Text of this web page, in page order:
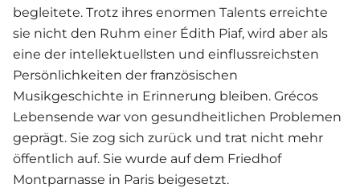
begleitete. Trotz ihres enormen Talents erreichte
sie nicht den Ruhm einer Édith Piaf, wird aber als
eine der intellektuellsten und einflussreichsten
Persönlichkeiten der französischen
Musikgeschichte in Erinnerung bleiben. Grécos
Lebensende war von gesundheitlichen Problemen
geprägt. Sie zog sich zurück und trat nicht mehr
öffentlich auf. Sie wurde auf dem Friedhof
Montparnasse in Paris beigesetzt.